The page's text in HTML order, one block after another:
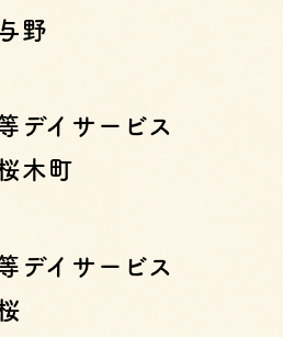
野
デイサービス
木町
デイサービス